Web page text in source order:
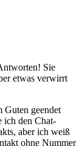
Sie
etwas verwirrt
Guten geendet
ich den Chat-
aber ich weiß
ohne Nummer